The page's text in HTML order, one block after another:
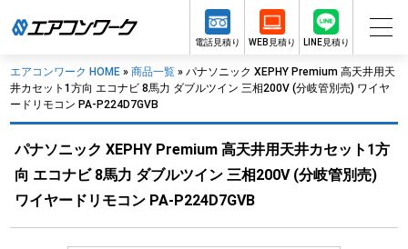
電話見積り WEB見積り LINE見積り
エアコンワーク HOME » 商品一覧 » パナソニック XEPHY Premium 高天井用天
井カセット1方向 エコナビ 8馬力 ダブルツイン 三相200V (分岐管別売) ワイヤ
ードリモコン PA-P224D7GVB
パナソニック XEPHY Premium 高天井用天井カセット1方
向 エコナビ 8馬力 ダブルツイン 三相200V (分岐管別売)
ワイヤードリモコン PA-P224D7GVB